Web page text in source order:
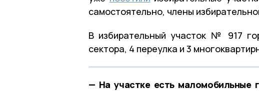
самостоятельно, члены
В избирательный участок № 917
сектора, 4 переулка и 3
— На участке есть маломобильные